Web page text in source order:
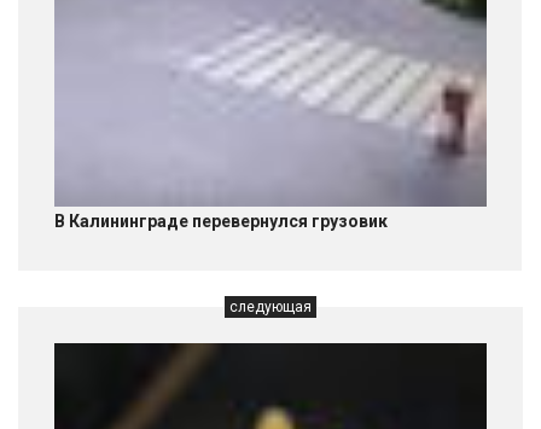
В Калининграде перевернулся грузовик
следующая